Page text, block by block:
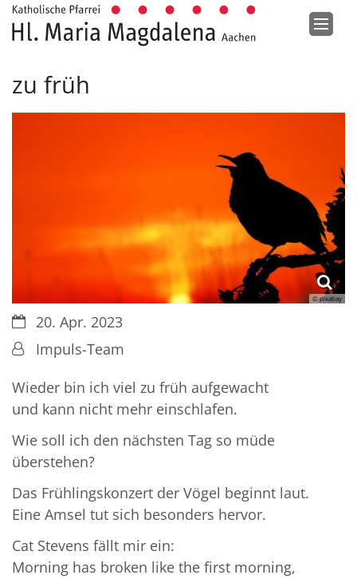
Zum Inhalt springen
zu früh
© pixabay
Datum:20. Apr. 2023
Von:Impuls-Team
Wieder bin ich viel zu früh aufgewacht
und kann nicht mehr einschlafen.
Wie soll ich den nächsten Tag so müde
überstehen?
Das Frühlingskonzert der Vögel beginnt laut.
Eine Amsel tut sich besonders hervor.
Cat Stevens fällt mir ein:
Morning has broken like the first morning,